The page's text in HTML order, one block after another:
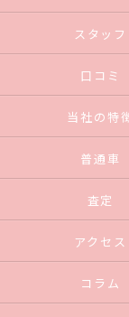
スタッフ
口コミ
当社の特
普通車
査定
アクセス
コラム